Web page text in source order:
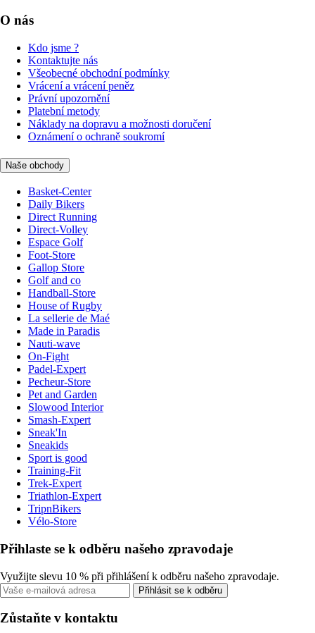
O nás
Kdo jsme ?
Kontaktujte nás
Všeobecné obchodní podmínky
Vrácení a vrácení peněz
Právní upozornění
Platební metody
Náklady na dopravu a možnosti doručení
Oznámení o ochraně soukromí
Naše obchody
Basket-Center
Daily Bikers
Direct Running
Direct-Volley
Espace Golf
Foot-Store
Gallop Store
Golf and co
Handball-Store
House of Rugby
La sellerie de Maé
Made in Paradis
Nauti-wave
On-Fight
Padel-Expert
Pecheur-Store
Pet and Garden
Slowood Interior
Smash-Expert
Sneak'In
Sneakids
Sport is good
Training-Fit
Trek-Expert
Triathlon-Expert
TripnBikers
Vélo-Store
Přihlaste se k odběru našeho zpravodaje
Využijte slevu 10 % při přihlášení k odběru našeho zpravodaje.
Přihlásit se k odběru
Zůstaňte v kontaktu